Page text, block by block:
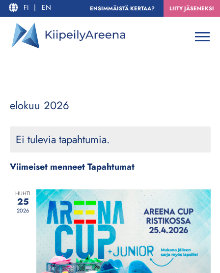
FI | EN ENSIMMÄISTÄ KERTAA? LIITY JÄSENEKSI
E
N
V
A
L
I
m
a
N
ä
k
y
elokuu 2026
päivä.
Ei tulevia tapahtumia.
Viimeiset menneet Tapahtumat
HUHTI
25
2026